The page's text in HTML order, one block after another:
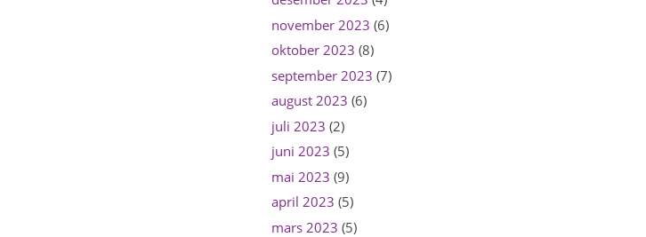
november 2023 (6)
oktober 2023 (8)
september 2023 (7)
august 2023 (6)
juli 2023 (2)
juni 2023 (5)
mai 2023 (9)
april 2023 (5)
mars 2023 (5)